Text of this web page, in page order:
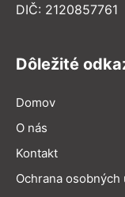
DIČ: 2120857761
Dôležité
Domov
O nás
Kontakt
Ochrana osobných